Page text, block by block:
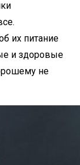
их питание
и здоровые
не